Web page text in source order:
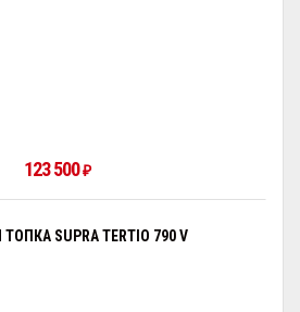
123 500 ₽
SUPRA TERTIO 790 V